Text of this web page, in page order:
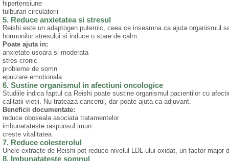
hipertensiune
tulburari circulatorii
5. Reduce anxietatea si stresul
Reishi este un adaptogen puternic, ceea ce inseamna ca ajuta organismul
hormonilor stresului si induce o stare de calm.
Poate ajuta in:
anxietate usoara si moderata
stres cronic
probleme de somn
epuizare emotionala
6. Sustine organismul in afectiuni oncologice
Studiile indica faptul ca Reishi poate sustine organismul pacientilor cu
calitatii vietii. Nu trateaza cancerul, dar poate ajuta ca adjuvant.
Beneficii documentate:
reduce oboseala asociata tratamentelor
imbunatateste raspunsul imun
creste vitalitatea
7. Reduce colesterolul
Unele extracte de Reishi pot reduce nivelul LDL-ului oxidat, un factor major
8. Imbunatateste somnul